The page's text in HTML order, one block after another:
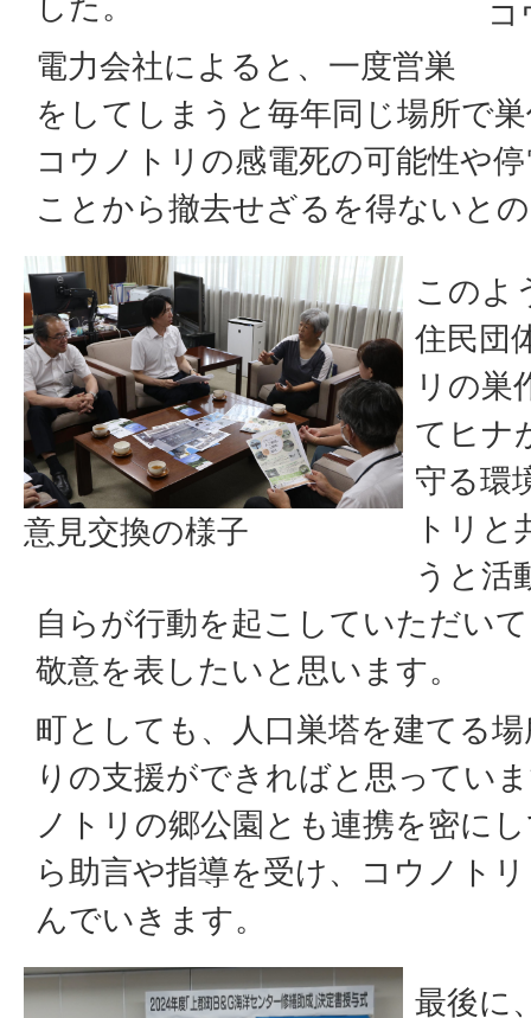
電力会社によると、一度営巣
をしてしまうと毎年同じ場所で
コウノトリの感電死の可能性や
ことから撤去せざるを得ないと
意見交換の様子
このよ
住民団
リの巣
てヒナ
守る環
トリ
うと活
自らが行動を起こしていただい
敬意を表したいと思います。
町としても、人口巣塔を建てる
りの支援ができればと思ってい
ノトリの郷公園とも連携を密に
ら助言や指導を受け、コウノト
んでいきます。
最後に